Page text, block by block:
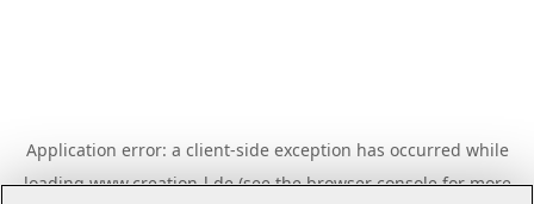
Application error: a client-side exception has occurred while
loadingwww.creation-l.de(see the browser consolefor more